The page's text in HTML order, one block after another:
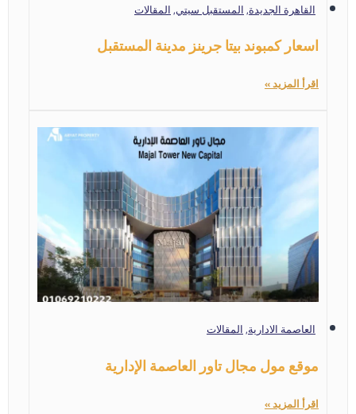
القاهرة الجديدة,المستقبل سيتي,المقالات
اسعار كمبوند بيتا جرينز مدينة المستقبل
اقرأ المزيد »
العاصمة الادارية,المقالات
موقع مول مجال تاور العاصمة الإدارية
اقرأ المزيد »